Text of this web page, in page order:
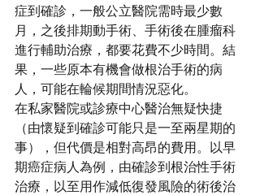
症到確診，一般公立醫院需時最少數
月，之後排期動手術、手術後在腫瘤科
進行輔助治療，都要花費不少時間。結
果，一些原本有機會做根治手術的病
人，可能在輪候期間情況惡化。
在私家醫院或診療中心醫治無疑快捷
（由懷疑到確診可能只是一至兩星期的
事），但代價是相對高昂的費用。以早
期癌症病人為例，由確診到根治性手術
治療，以至用作減低復發風險的術後治